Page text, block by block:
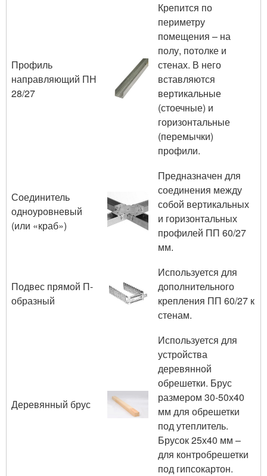
Профиль
направляющий ПН
28/27
Крепится по
периметру
помещения – на
полу, потолке и
стенах. В него
вставляются
вертикальные
(стоечные) и
горизонтальные
(перемычки)
профили.
Соединитель
одноуровневый
(или «краб»)
Предназначен для
соединения между
собой вертикальных
и горизонтальных
профилей ПП 60/27
мм.
Подвес прямой П-
образный
Используется для
дополнительного
крепления ПП 60/27 к
стенам.
Деревянный брус
Используется для
устройства
деревянной
обрешетки. Брус
размером 30-50х40
мм для обрешетки
под утеплитель.
Брусок 25х40 мм –
для контробрешетки
под гипсокартон.